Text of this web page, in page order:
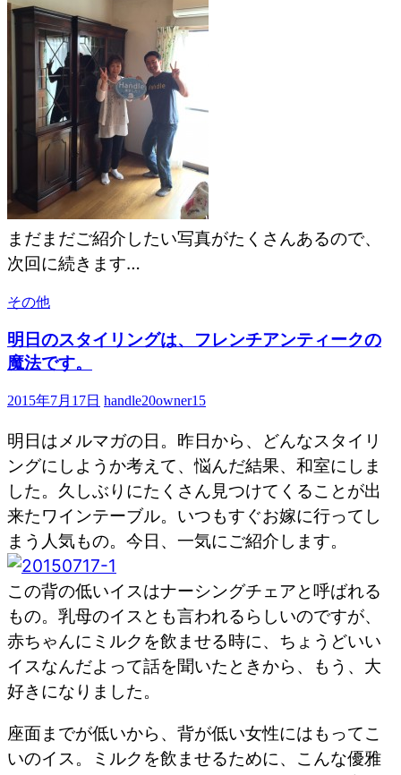
まだまだご紹介したい写真がたくさんあるので、
次回に続きます…
その他
明日のスタイリングは、フレンチアンティークの
魔法です。
2015年7月17日 handle20owner15
明日はメルマガの日。昨日から、どんなスタイリ
ングにしようか考えて、悩んだ結果、和室にしま
した。久しぶりにたくさん見つけてくることが出
来たワインテーブル。いつもすぐお嫁に行ってし
まう人気もの。今日、一気にご紹介します。
この背の低いイスはナーシングチェアと呼ばれる
もの。乳母のイスとも言われるらしいのですが、
赤ちゃんにミルクを飲ませる時に、ちょうどいい
イスなんだよって話を聞いたときから、もう、大
好きになりました。
座面までが低いから、背が低い女性にはもってこ
いのイス。ミルクを飲ませるために、こんな優雅